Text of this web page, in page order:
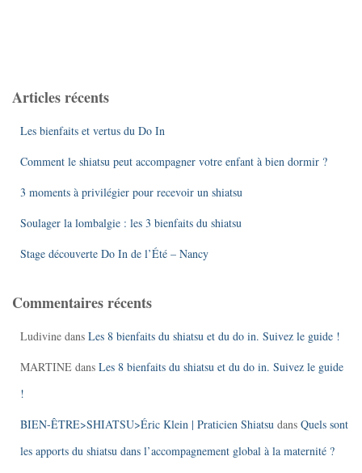
Articles récents
Les bienfaits et vertus du Do In
Comment le shiatsu peut accompagner votre enfant à bien dormir ?
3 moments à privilégier pour recevoir un shiatsu
Soulager la lombalgie : les 3 bienfaits du shiatsu
Stage découverte Do In de l’Été – Nancy
Commentaires récents
Ludivine dans Les 8 bienfaits du shiatsu et du do in. Suivez le guide !
MARTINE dans Les 8 bienfaits du shiatsu et du do in. Suivez le guide
!
BIEN-ÊTRE>SHIATSU>Éric Klein | Praticien Shiatsu dans Quels sont
les apports du shiatsu dans l’accompagnement global à la maternité ?